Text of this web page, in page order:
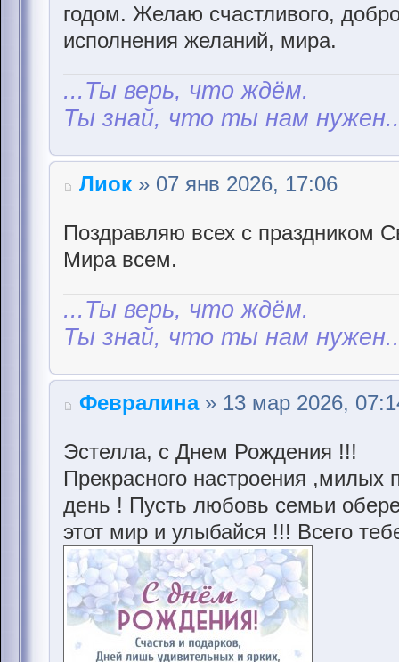
годом. Желаю счастливого,
исполнения желаний, мира.
...Ты верь, что ждём.
Ты знай, что ты нам
Лиок » 07 янв 2026, 17:06
Поздравляю всех с праздником
Мира всем.
...Ты верь, что ждём.
Ты знай, что ты нам
Февралина» 13 мар 2026,
Эстелла, с Днем Рождения !!!
Прекрасного настроения ,милых
день ! Пусть любовь семьи
этот мир и улыбайся !!! Всего